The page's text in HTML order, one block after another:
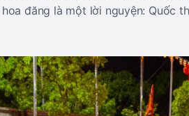
đăng là một lời nguyện: Quốc